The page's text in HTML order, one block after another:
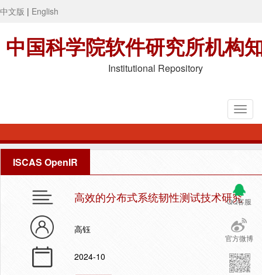
中文版 | English
中国科学院软件研究所机构
Institutional Repository
ISCAS OpenIR
QQ客服
官方微博
高效的分布式系统韧性测试技术研究
高钰
2024-10